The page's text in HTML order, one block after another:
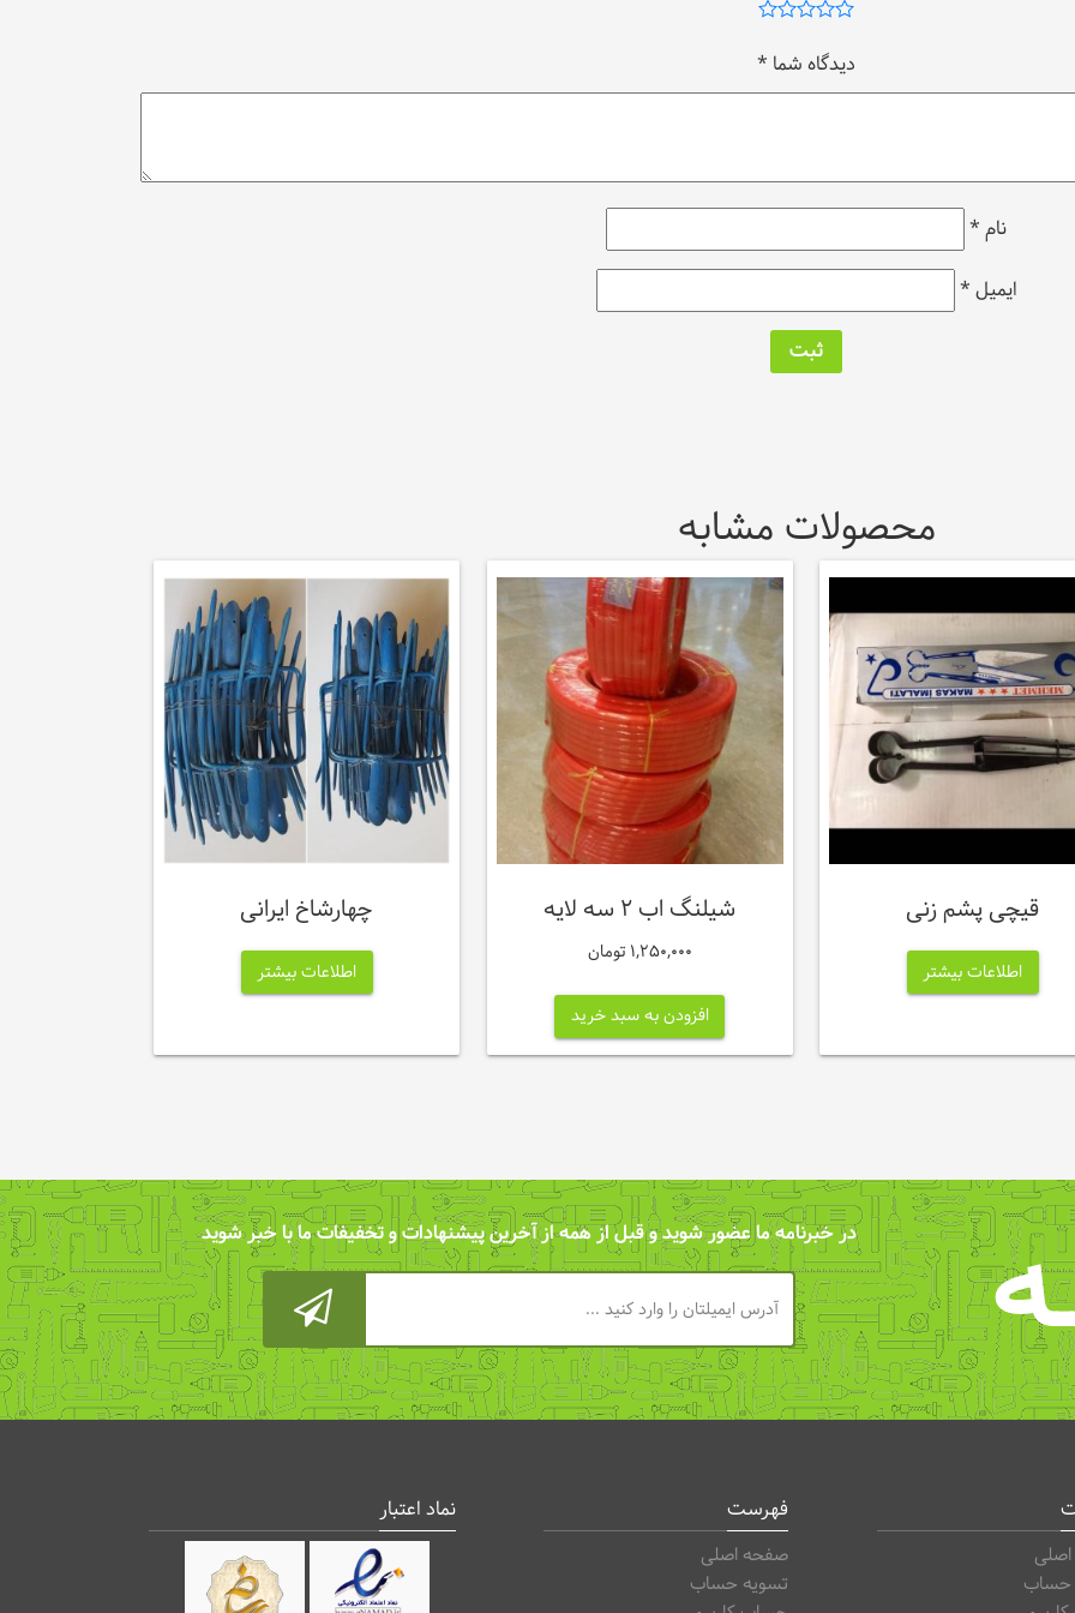
دیدگاه شما *
نام *
ایمیل *
محصولات مشابه
قیچی پشم زنی
اطلاعات بیشتر
شیلنگ اب ۲ سه لایه
1,250,000 تومان
افزودن به سبد خرید
چهارشاخ ایرانی
اطلاعات بیشتر
در خبرنامه ما عضور شوید و قبل از همه از آخرین پیشنهادات و تخفیفات ما با خبر شوید
حساب
فهرست
صفحه اصلی
تسویه حساب
نماد اعتبار